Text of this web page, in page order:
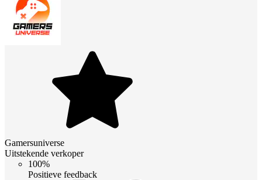
Gamersuniverse
Uitstekende verkoper
100%
Positieve feedback